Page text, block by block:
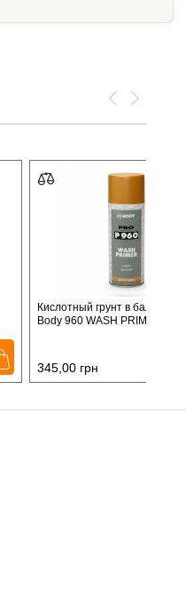
Кислотный грунт в
Body 960 WASH PRIMER,
345,00 грн